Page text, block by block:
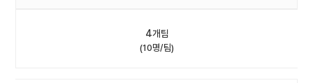
4개팀
(10명/팀)